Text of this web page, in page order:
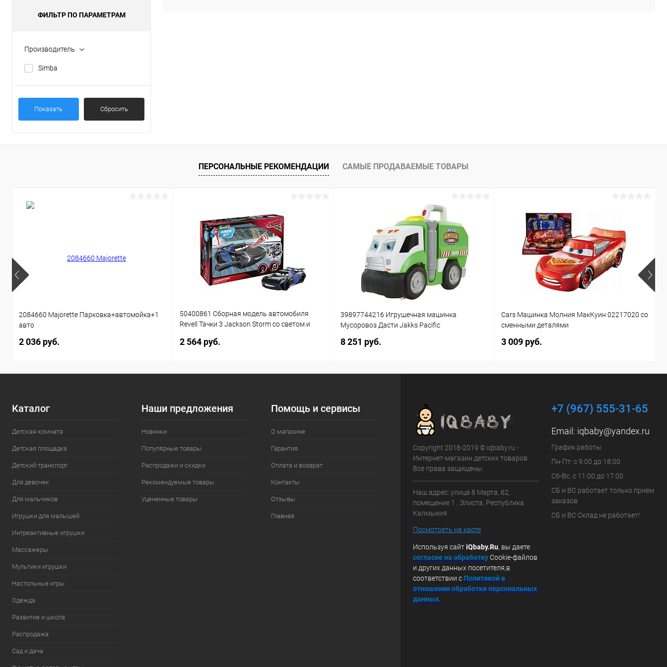
ФИЛЬТР ПО ПАРАМЕТРАМ
Производитель
Simba
Показать Сбросить
ПЕРСОНАЛЬНЫЕ РЕКОМЕНДАЦИИ САМЫЕ ПРОДАВАЕМЫЕ ТОВАРЫ
2084660 Majorette Парковка+автомойка+1
авто
2 036 руб.
50400861 Сборная модель автомобиля
Revell Тачки 3 Jackson Storm со светом и
2 564 руб.
39897744216 Игрушечная машинка
Мусоровоз Дасти Jakks Pacific
8 251 руб.
Cars Машинка Молния МакКуин 02217020 со
сменными деталями
3 009 руб.
Каталог
Детская комната
Детская площадка
Детский транспорт
Для девочек
Для мальчиков
Игрушки для малышей
Интреактивные игрушки
Массажеры
Мультики игрушки
Настольные игры
Одежда
Развитие и школа
Распродажа
Сад и дача
Наши предложения
Новинки
Популярные товары
Распродажи и скидки
Рекомендуемые товары
Уцененные товары
Помощь и сервисы
О магазине
Гарантия
Оплата и возврат
Контакты
Отзывы
Главная
Copyright 2018-2019 © iqbaby.ru -
Интернет-магазин детских товаров
Все права защищены.
Наш адрес: улица 8 Марта, 62,
помещение 1 , Элиста, Республика
Калмыкия
Посмотреть на карте
Используя сайтiQbaby.Ru, вы даете
согласие на обработку Cookie-файлов
и других данных посетителя,в
соответствии с Политикой в
отношении обработки персональных
данных.
+7 (967) 555-31-65
Email: iqbaby@yandex.ru
График работы
Пн-Пт: с 9:00 до 18:00
Сб-Вс. с 11:00 до 17:00
СБ и ВС работает только прием
заказов
СБ и ВС Склад не работает!